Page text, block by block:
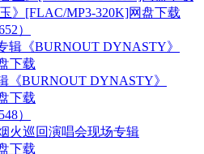
》[FLAC/MP3-320K]网盘下载
）
《BURNOUT DYNASTY》
下载
）